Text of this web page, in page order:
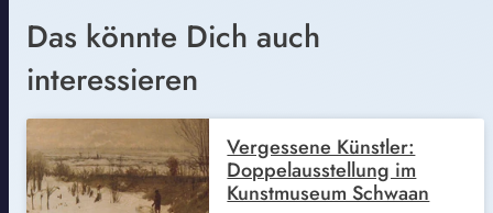
Das könnte Dich auch
interessieren
Vergessene Künstler:
Doppelausstellung im
Kunstmuseum Schwaan